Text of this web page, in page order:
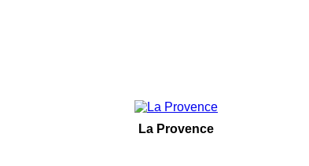
La Provence